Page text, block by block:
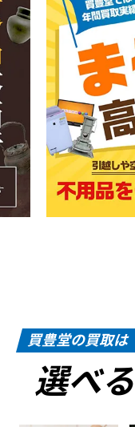
買豊堂の買取は
選べる